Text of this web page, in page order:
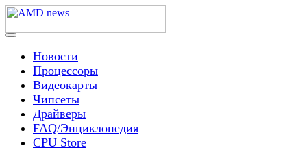
Skip
content
AMD news
Menu
Новости
Процессоры
Видеокарты
Чипсеты
Драйверы
FAQ/Энциклопедия
CPU Store